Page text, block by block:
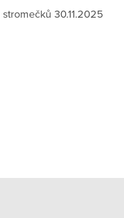
30.11.2025